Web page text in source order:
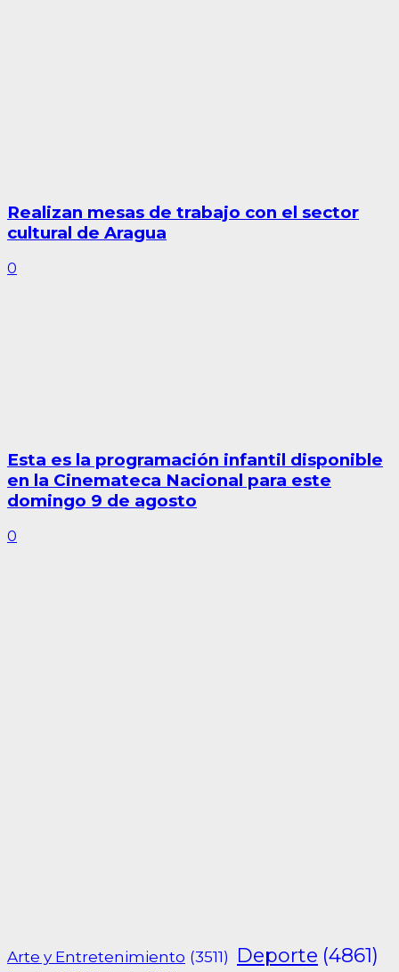
Realizan mesas de trabajo con el sector
cultural de Aragua
0
Esta es la programación infantil disponible
en la Cinemateca Nacional para este
domingo 9 de agosto
0
Arte y Entretenimiento (3511) Deporte (4861)